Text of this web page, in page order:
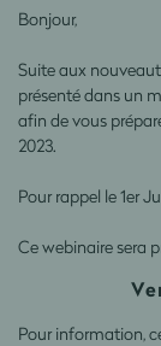
Bonjour,
Suite aux
présenté dans un
afin de vous
2023.
Pour rappel le 1er
Ce webinaire sera
Pour information,